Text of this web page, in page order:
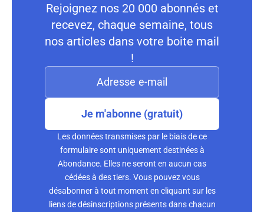
Rejoignez nos 20 000 abonnés et
recevez, chaque semaine, tous
nos articles dans votre boite mail
!
Je m'abonne (gratuit)
Les données transmises par le biais de ce
formulaire sont uniquement destinées à
Abondance. Elles ne seront en aucun cas
cédées à des tiers. Vous pouvez vous
désabonner à tout moment en cliquant sur les
liens de désinscriptions présents dans chacun